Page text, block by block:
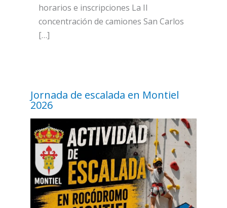
horarios e inscripciones La II
concentración de camiones San Carlos
[…]
Jornada de escalada en Montiel
2026